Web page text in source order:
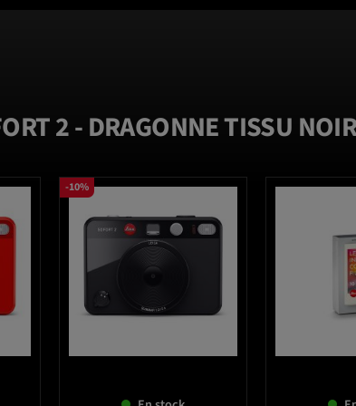
2 - DRAGONNE TISSU
-10%